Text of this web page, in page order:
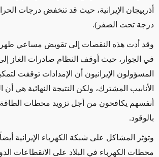
درجة تحت الصفر).
وقد أدت هذه النقصات إلى تقويض مساعي
في الجوار ، حيث أوقف النظام صادرات الغاز
المسؤولون الإيرانيون أن الإمدادات توقفت
الأنابيب المشترك، ولكن النتيجة النهائية هي أن
أنفسهم يكافحون من أجل تزويد محطات الطاقة
بالوقود.
وتؤثر المشاكل على شبكة الكهرباء الإيرانية
محطات الكهرباء في البلاد على الانقطاعات